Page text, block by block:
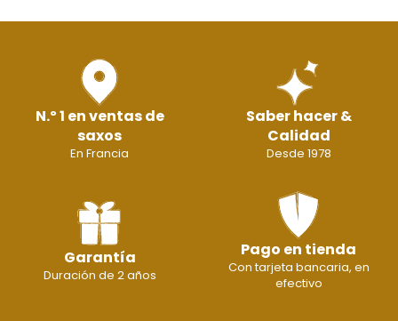
N.º 1 en ventas de
saxos
En Francia
Saber hacer &
Calidad
Desde 1978
Garantía
Duración de 2 años
Pago en tienda
Con tarjeta bancaria, en
efectivo